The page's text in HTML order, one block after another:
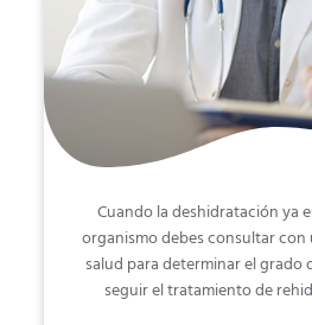
Cuando la deshidratación ya
organismo debes consultar
salud para determinar el grado
seguir el tratamiento de